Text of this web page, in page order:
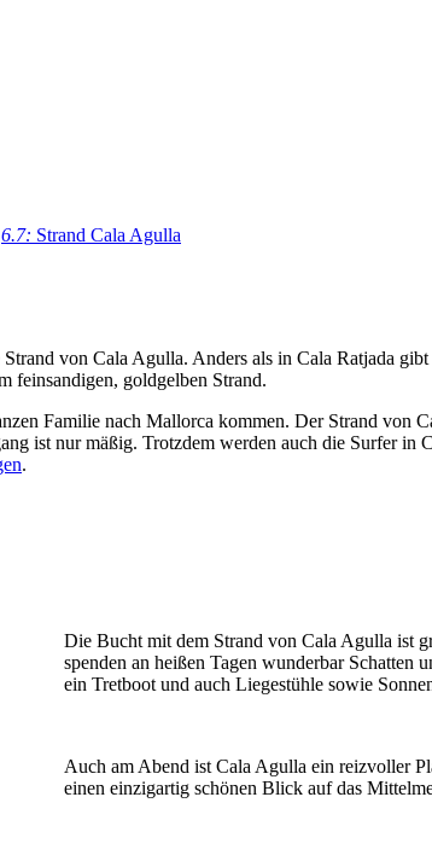
6.7: Strand Cala Agulla
von Cala Agulla. Anders als in Cala Ratjada
feinsandigen, goldgelben Strand.
Familie nach Mallorca kommen. Der Strand
ist nur mäßig. Trotzdem werden auch die Surfer
.
Die Bucht mit dem Strand von Cala Agulla ist
spenden an heißen Tagen wunderbar Schatten
ein Tretboot und auch Liegestühle sowie
Auch am Abend ist Cala Agulla ein reizvoller
einen einzigartig schönen Blick auf das